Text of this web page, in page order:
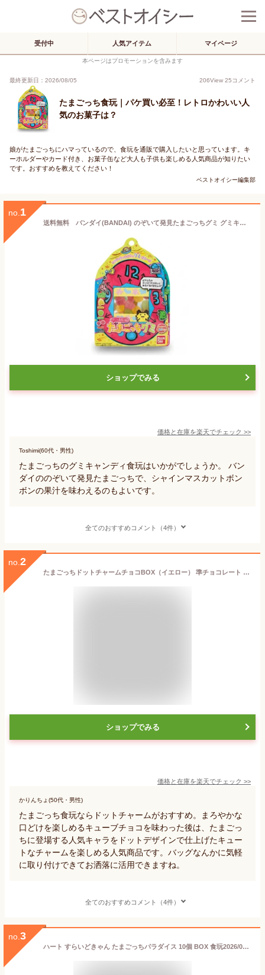
受付中 人気アイテム マイページ
本ページはプロモーションを含みます
最終更新日：2026/08/05 206View 25コメント
たまごっち食玩｜パケ買い必至！レトロかわいい人
気のお菓子は？
娘がたまごっちにハマっているので、食玩を通販で購入したいと思っています。キ
ーホルダーやカード付き、お菓子缶など大人も子供も楽しめる人気商品が知りたい
です。おすすめを教えてください！
ベストオイシー編集部
no. 1
送料無料 バンダイ(BANDAI) のぞいて発見たまごっちグミ グミキャンディ 食玩 お菓子 プレゼント 2026 バレンタイン 彼女 彼氏 しなこボンボン シャインマスカットボンボン 果汁のしずく ウイスキーボンボン ホワイトデー
ショップでみる
価格と在庫を楽天でチェック >>
Toshimi(60代・男性)
たまごっちのグミキャンディ食玩はいかがでしょうか。 バン
ダイののぞいて発見たまごっちで、シャインマスカットボン
ボンの果汁を味わえるのもよいです。
全てのおすすめコメント（4件）
no. 2
たまごっちドットチャームチョコBOX（イエロー） 準チョコレート 食玩 バレンタイン 長崎倉庫
ショップでみる
価格と在庫を楽天でチェック >>
かりんちょ(50代・男性)
たまごっち食玩ならドットチャームがおすすめ。まろやかな
口どけを楽しめるキューブチョコを味わった後は、たまごっ
ちに登場する人気キャラをドットデザインで仕上げたキュー
トなチャームを楽しめる人気商品です。バッグなんかに気軽
に取り付けできてお洒落に活用できますね。
全てのおすすめコメント（4件）
no. 3
ハート すらいどきゃん たまごっちパラダイス 10個 BOX 食玩2026/05/25発売予定